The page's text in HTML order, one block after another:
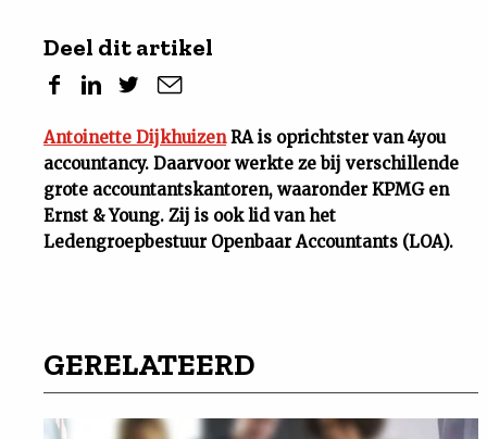
Deel dit artikel
Antoinette DijkhuizenRA is oprichtster van 4you
accountancy. Daarvoor werkte ze bij verschillende
grote accountantskantoren, waaronder KPMG en
Ernst & Young. Zij is ook lid van het
Ledengroepbestuur Openbaar Accountants (LOA).
GERELATEERD